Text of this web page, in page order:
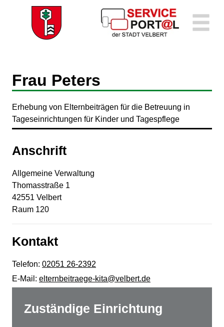
Zum Hauptinhalt springen
Zum Header
Zum Hauptinhalt
Zum Footer
Frau Peters
Erhebung von Elternbeiträgen für die Betreuung in
Tageseinrichtungen für Kinder und Tagespflege
Anschrift
Allgemeine Verwaltung
Thomasstraße 1
42551 Velbert
Raum 120
Kontakt
Telefon: 02051 26-2392
E-Mail: elternbeitraege-kita@velbert.de
Zuständige Einrichtung